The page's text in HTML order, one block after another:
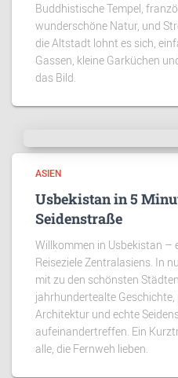
Buddhistische Tempel,
wunderschöne Natur, und
die Altstadt lohnt es sich,
Gassen, kleine Garküchen
das Bild.
ASIEN
Usbekistan in 5
Seidenstraße
Willkommen in Usbekistan –
Reiseziele Zentralasiens. In
mit zu den schönsten
jahrhundertealte
Architektur und echte
aufeinandertreffen. Ein
alle, die Fernweh lieben.